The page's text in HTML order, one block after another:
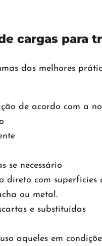
cargas para
das melhores
de acordo com a
se necessário
direto com
ou metal.
e substituídas
aqueles em